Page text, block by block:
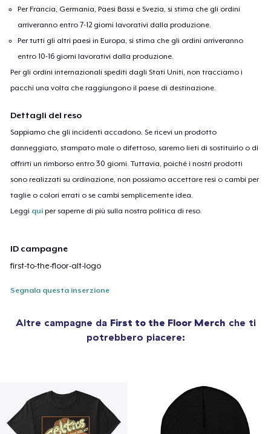
Per Francia, Germania, Paesi Bassi e Svezia, si stima che gli ordini
arriveranno entro 7-12 giorni lavorativi dalla produzione.
Per tutti gli altri paesi in Europa, si stima che gli ordini arriveranno
entro 10-16 giorni lavorativi dalla produzione.
Per gli ordini internazionali spediti dagli Stati Uniti, non tracciamo i
pacchi una volta che raggiungono il paese di destinazione.
Dettagli del reso
Sappiamo che gli incidenti accadono. Se ricevi un prodotto
danneggiato, stampato male o difettoso, saremo lieti di sostituirlo o di
offrirti un rimborso entro 30 giorni. Tuttavia, poiché i nostri prodotti
sono realizzati su ordinazione, non possiamo accettare resi o cambi per
taglie o colori errati o se cambi semplicemente idea.
Leggi qui per saperne di più sulla nostra politica di reso.
ID campagne
first-to-the-floor-alt-logo
Segnala questa inserzione
Altre campagne da First to the Floor Merch che ti
potrebbero piacere: